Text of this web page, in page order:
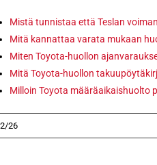
Mistä tunnistaa että Teslan
Mitä kannattaa varata mukaan
Miten Toyota-huollon
Mitä Toyota-huollon
Milloin Toyota määräaikaishuolto
26